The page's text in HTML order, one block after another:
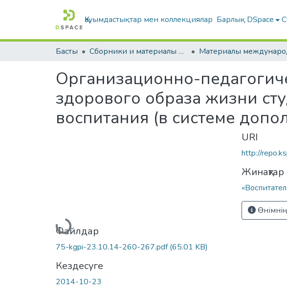
Қауымдастықтар мен коллекциялар Барлық DSpace
Басты Сборники и материалы конференций
Организационно-
здорового образа жизни
воспитания (в системе
Жүктеу...
Файлдар
75-kgpi-23.10.14-260-267.pdf(65.01 KB)
Кездесуге
2014-10-23
URI
http://
Жинақтар